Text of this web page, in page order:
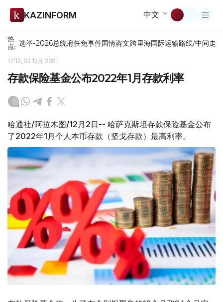
KAZINFORM 中文
热
点: 选举-2026总统府任免事件国情咨文跨里海国际运输路线/中间走廊
17:12, 02 12月 2021
存款保险基金公布2022年1月存款利率
哈通社/阿拉木图/12月2日-- 哈萨克斯坦存款保险基金公布
了2022年1月个人本币存款（坚戈存款）最高利率。